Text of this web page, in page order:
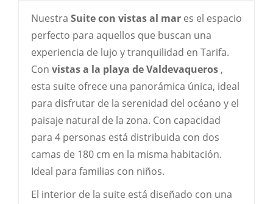
Nuestra Suite con vistas al mar es el espacio
perfecto para aquellos que buscan una
experiencia de lujo y tranquilidad en Tarifa.
Con vistas a la playa de Valdevaqueros ,
esta suite ofrece una panorámica única, ideal
para disfrutar de la serenidad del océano y el
paisaje natural de la zona. Con capacidad
para 4 personas está distribuida con dos
camas de 180 cm en la misma habitación.
Ideal para familias con niños.
El interior de la suite está diseñado con una